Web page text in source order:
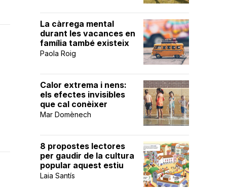
La càrrega mental
durant les vacances en
família també existeix
Paola Roig
Calor extrema i nens:
els efectes invisibles
que cal conèixer
Mar Domènech
8 propostes lectores
per gaudir de la cultura
popular aquest estiu
Laia Santís